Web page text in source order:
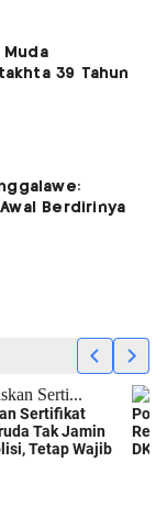
Muda
39 Tahun
Berdirinya